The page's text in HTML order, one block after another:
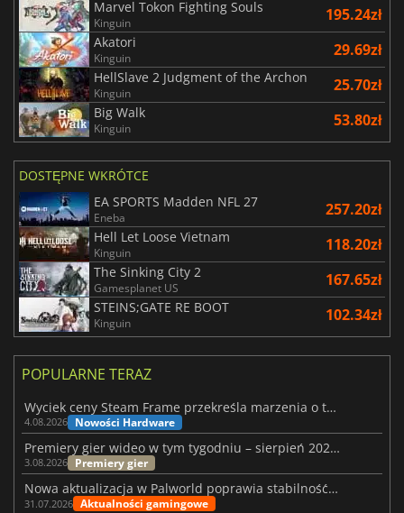
Marvel Tokon Fighting Souls
Kinguin 195.24zł
Akatori
Kinguin 29.69zł
HellSlave 2 Judgment of the Archon
Kinguin 25.70zł
Big Walk
Kinguin 53.80zł
DOSTĘPNE WKRÓTCE
EA SPORTS Madden NFL 27
Eneba 257.20zł
Hell Let Loose Vietnam
Kinguin 118.20zł
The Sinking City 2
Gamesplanet US 167.65zł
STEINS;GATE RE BOOT
Kinguin 102.34zł
POPULARNE TERAZ
Wyciek ceny Steam Frame przekreśla marzenia o tanim zestawie VR
4.08.2026 Nowości Hardware
Premiery gier wideo w tym tygodniu – sierpień 2026 r. (32. tydzień)
3.08.2026 Premiery gier
Nowa aktualizacja w Palworld poprawia stabilność Sunreach i walk z bossami
31.07.2026 Aktualności gamingowe